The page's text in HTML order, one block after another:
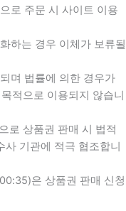
로 주문 시 사이트 이용
하는 경우 이체가 보류될
며 법률에 의한 경우가
적으로 이용되지 않습니
로 상품권 판매 시 법적
사 기관에 적극 협조합니
은 상품권 판매 신청